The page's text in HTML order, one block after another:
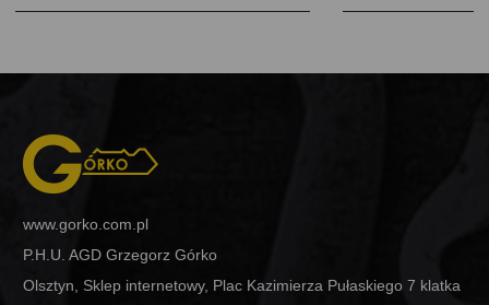
www.gorko.com.pl
P.H.U. AGD Grzegorz Górko
Olsztyn, Sklep internetowy, Plac Kazimierza Pułaskiego 7 klatka